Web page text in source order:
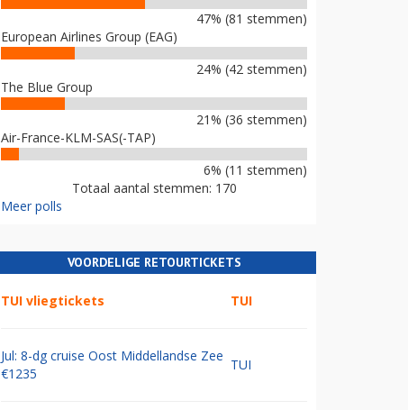
47% (81 stemmen)
European Airlines Group (EAG)
24% (42 stemmen)
The Blue Group
21% (36 stemmen)
Air-France-KLM-SAS(-TAP)
6% (11 stemmen)
Totaal aantal stemmen: 170
Meer polls
VOORDELIGE RETOURTICKETS
TUI vliegtickets TUI
Jul: 8-dg cruise Oost Middellandse Zee
€1235
TUI